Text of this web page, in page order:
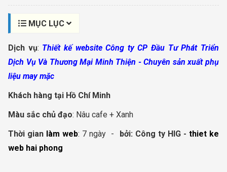
MỤC LỤC
Dịch vụ: Thiết kế website Công ty CP Đầu Tư Phát Triển
Dịch Vụ Và Thương Mại Minh Thiện - Chuyên sản xuất phụ
liệu may mặc
Khách hàng tại Hồ Chí Minh
Màu sắc chủ đạo: Nâu cafe + Xanh
Thời gian làm web: 7 ngày - bởi: Công ty HIG - thiet ke
web hai phong